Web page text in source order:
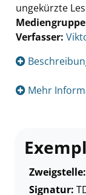
ungekürzte
Verfasser:
Mehr
Zweigstelle:
Signatur: